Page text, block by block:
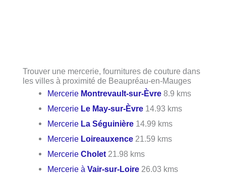
Trouver une mercerie, fournitures de couture dans
les villes à proximité de Beaupréau-en-Mauges
Mercerie Montrevault-sur-Èvre 8.9 kms
Mercerie Le May-sur-Èvre 14.93 kms
Mercerie La Séguinière 14.99 kms
Mercerie Loireauxence 21.59 kms
MercerieCholet 21.98 kms
Mercerie àVair-sur-Loire 26.03 kms